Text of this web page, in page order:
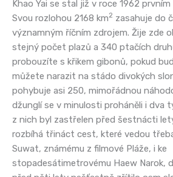
Khao Yai se stal již v roce 1962
Svou rozlohou 2168 km2 zasahuje do
významným říčním zdrojem. Žije zde
stejný počet plazů a 340 ptačích
probouzíte s křikem gibonů, pokud
můžete narazit na stádo divokých
pohybuje asi 250, mimořádnou
džunglí se v minulosti proháněli i dva
z nich byl zastřelen před šestnácti
rozbíhá třináct cest, které vedou
Suwat, známému z filmové Pláže, i ke
stopadesátimetrovému Haew Narok,